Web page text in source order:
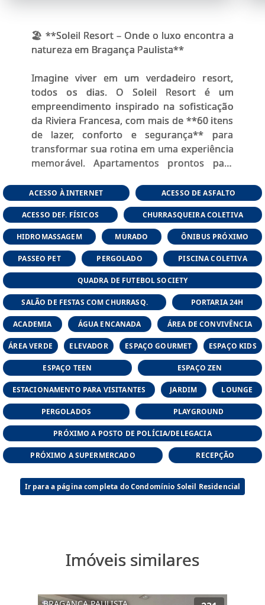
🏖️ **Soleil Resort – Onde o luxo encontra a
natureza em Bragança Paulista**
Imagine viver em um verdadeiro resort,
todos os dias. O Soleil Resort é um
empreendimento inspirado na sofisticação
da Riviera Francesa, com mais de **60 itens
de lazer, conforto e segurança** para
transformar sua rotina em uma experiência
memorável. Apartamentos prontos para
cenário deslumbrante no Jardim do Lago.
💎 Destaques:
- Complexo aquático com piscinas adulto,
infantil e biribol
- Espaços gourmet, cinema, spa e
brinquedoteca
- Quadras esportivas, playgrounds
temáticos e salões de festas
- Ambientes pensados para todas as idades
e estilos de vida
O Soleil não é apenas um lugar para morar
— é um estilo de vida.
ACESSO À INTERNET ACESSO DE ASFALTO
ACESSO DEF. FÍSICOS CHURRASQUEIRA COLETIVA
HIDROMASSAGEM MURADO ÔNIBUS PRÓXIMO
PASSEO PET PERGOLADO PISCINA COLETIVA
QUADRA DE FUTEBOL SOCIETY
SALÃO DE FESTAS COM CHURRASQ. PORTARIA 24H
ACADEMIA ÁGUA ENCANADA ÁREA DE CONVIVÊNCIA
ÁREA VERDE ELEVADOR ESPAÇO GOURMET ESPAÇO KIDS
ESPAÇO TEEN ESPAÇO ZEN
ESTACIONAMENTO PARA VISITANTES JARDIM LOUNGE
PERGOLADOS PLAYGROUND
PRÓXIMO A POSTO DE POLÍCIA/DELEGACIA
PRÓXIMO A SUPERMERCADO RECEPÇÃO
Ir para a página completa do Condomínio Soleil Residencial
Imóveis similares